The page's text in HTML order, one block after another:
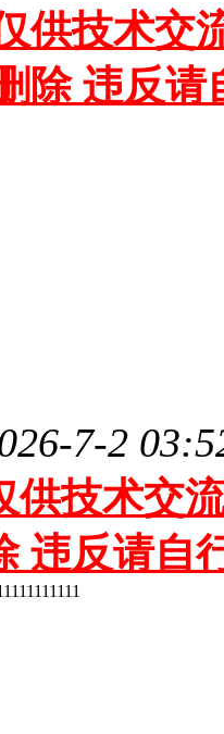
供技术交
除 违反
7-2
供技术交
违反请自